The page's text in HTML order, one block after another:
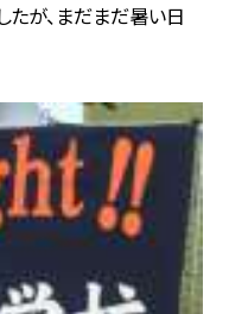
が、まだまだ暑い日